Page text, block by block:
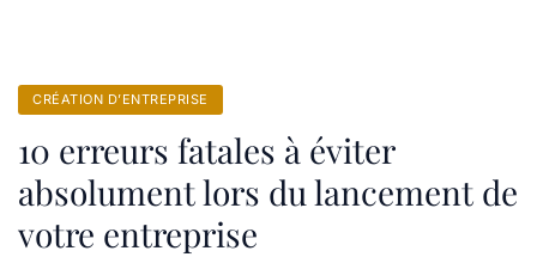
CRÉATION D’ENTREPRISE
10 erreurs fatales à éviter
absolument lors du lancement de
votre entreprise